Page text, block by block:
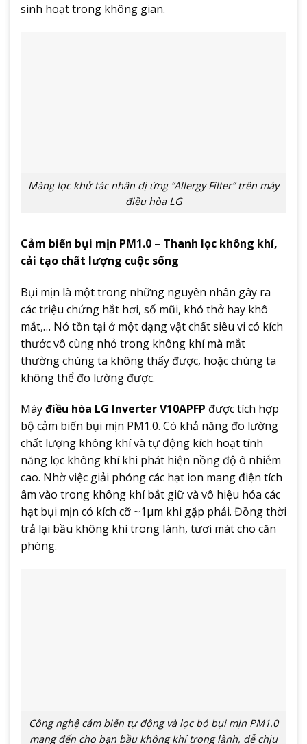
sinh hoạt trong không gian.
Màng lọc khử tác nhân dị ứng “Allergy Filter” trên máy
điều hòa LG
Cảm biến bụi mịn PM1.0 – Thanh lọc không khí,
cải tạo chất lượng cuộc sống
Bụi mịn là một trong những nguyên nhân gây ra
các triệu chứng hắt hơi, sổ mũi, khó thở hay khô
mắt,… Nó tồn tại ở một dạng vật chất siêu vi có kích
thước vô cùng nhỏ trong không khí mà mắt
thường chúng ta không thấy được, hoặc chúng ta
không thể đo lường được.
Máyđiều hòa LG Inverter V10APFP được tích hợp
bộ cảm biến bụi mịn PM1.0. Có khả năng đo lường
chất lượng không khí và tự động kích hoạt tính
năng lọc không khí khi phát hiện nồng độ ô nhiễm
cao. Nhờ việc giải phóng các hạt ion mang điện tích
âm vào trong không khí bắt giữ và vô hiệu hóa các
hạt bụi mịn có kích cỡ ~1μm khi gặp phải. Đồng thời
trả lại bầu không khí trong lành, tươi mát cho căn
phòng.
Công nghệ cảm biến tự động và lọc bỏ bụi mịn PM1.0
mang đến cho bạn bầu không khí trong lành, dễ chịu